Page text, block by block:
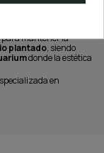
mantener la
plantado, siendo
donde la estética
en